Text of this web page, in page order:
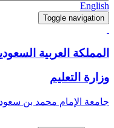
English
Toggle navigation
المملكة العربية
وزارة التعليم
جامعة الإمام محمد بن سعود